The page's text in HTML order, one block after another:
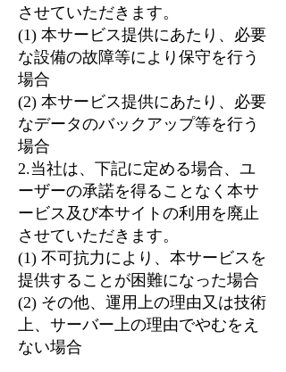
させていただきます。
(1) 本サービス提供にあたり、必要
な設備の故障等により保守を行う
場合
(2) 本サービス提供にあたり、必要
なデータのバックアップ等を行う
場合
2.当社は、下記に定める場合、ユ
ーザーの承諾を得ることなく本サ
ービス及び本サイトの利用を廃止
させていただきます。
(1) 不可抗力により、本サービスを
提供することが困難になった場合
(2) その他、運用上の理由又は技術
上、サーバー上の理由でやむをえ
ない場合